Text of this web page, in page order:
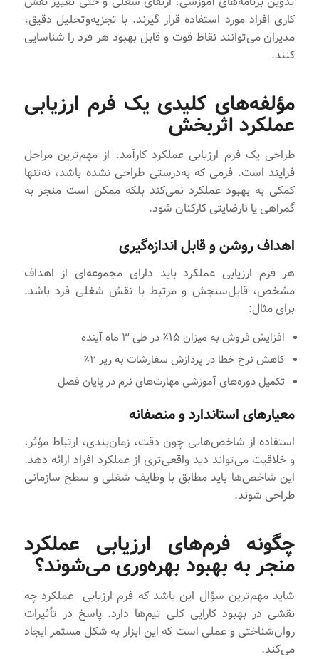
کاری افراد مورد استفاده قرار گیرند. با تجزیه‌وتحلیل دقیق،
مدیران می‌توانند نقاط قوت و قابل بهبود هر فرد را شناسایی
کنند.
مؤلفه‌های کلیدی یک فرم ارزیابی
عملکرد اثربخش
طراحی یک فرم ارزیابی عملکرد کارآمد، از مهم‌ترین مراحل
فرایند است. فرمی که به‌درستی طراحی نشده باشد، نه‌تنها
کمکی به بهبود عملکرد نمی‌کند بلکه ممکن است منجر به
گمراهی یا نارضایتی کارکنان شود.
اهداف روشن و قابل اندازه‌گیری
هر فرم‌ ارزیابی عملکرد باید دارای مجموعه‌ای از اهداف
مشخص، قابل‌سنجش و مرتبط با نقش شغلی فرد باشد.
برای مثال:
افزایش فروش به میزان ۱۵٪ در طی ۳ ماه آینده
کاهش نرخ خطا در پردازش سفارشات به زیر ۲٪
تکمیل دوره‌های آموزشی مهارت‌های نرم در پایان فصل
معیارهای استاندارد و منصفانه
استفاده از شاخص‌هایی چون دقت، زمان‌بندی، ارتباط مؤثر،
و خلاقیت می‌تواند دید واقعی‌تری از عملکرد افراد ارائه دهد.
این شاخص‌ها باید مطابق با وظایف شغلی و سطح سازمانی
طراحی شوند.
چگونه فرم‌های ارزیابی عملکرد
منجر به بهبود بهره‌وری می‌شوند؟
شاید مهم‌ترین سؤال این باشد که فرم ارزیابی عملکرد چه
نقشی در بهبود کارایی کلی تیم‌ها دارد. پاسخ در تأثیرات
روان‌شناختی و عملی است که این ابزار به شکل مستمر ایجاد
می‌کند.